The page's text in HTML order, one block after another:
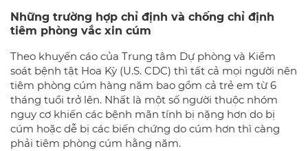
Những trường hợp chỉ định và chống chỉ định
tiêm phòng vắc xin cúm
Theo khuyến cáo của Trung tâm Dự phòng và Kiểm
soát bệnh tật Hoa Kỳ (U.S. CDC) thì tất cả mọi người nên
tiêm phòng cúm hàng năm bao gồm cả trẻ em từ 6
tháng tuổi trở lên. Nhất là một số người thuộc nhóm
nguy cơ khiến các bệnh mãn tính bị nặng hơn do bị
cúm hoặc dễ bị các biến chứng do cúm hơn thì càng
phải tiêm phòng cúm hằng năm.